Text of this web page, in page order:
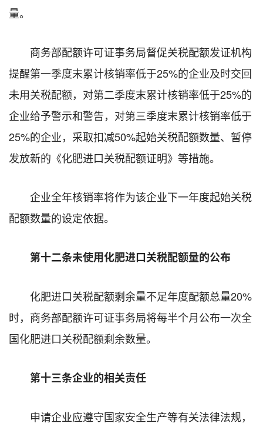
量。
商务部配额许可证事务局督促关税配额发证机构
提醒第一季度末累计核销率低于25%的企业及时交回
未用关税配额，对第二季度末累计核销率低于25%的
企业给予警示和警告，对第三季度末累计核销率低于
25%的企业，采取扣减50%起始关税配额数量、暂停
发放新的《化肥进口关税配额证明》等措施。
企业全年核销率将作为该企业下一年度起始关税
配额数量的设定依据。
第十二条未使用化肥进口关税配额量的公布
化肥进口关税配额剩余量不足年度配额总量20%
时，商务部配额许可证事务局将每半个月公布一次全
国化肥进口关税配额剩余数量。
第十三条企业的相关责任
申请企业应遵守国家安全生产等有关法律法规，